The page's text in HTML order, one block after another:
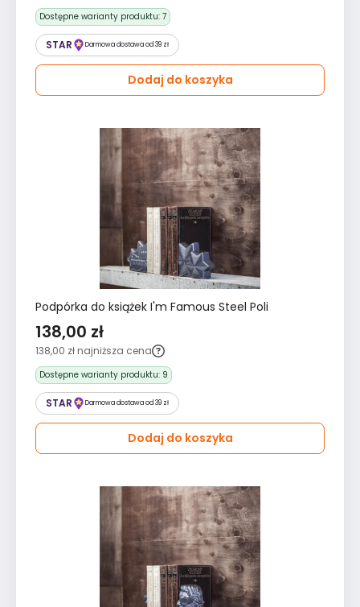
Dostępne warianty produktu: 7
STAR Darmowa dostawa od 39 zł
Dodaj do koszyka
Podpórka do książek I'm Famous Steel Poli
138,00 zł
138,00 zł najniższa cena
Dostępne warianty produktu: 9
STAR Darmowa dostawa od 39 zł
Dodaj do koszyka